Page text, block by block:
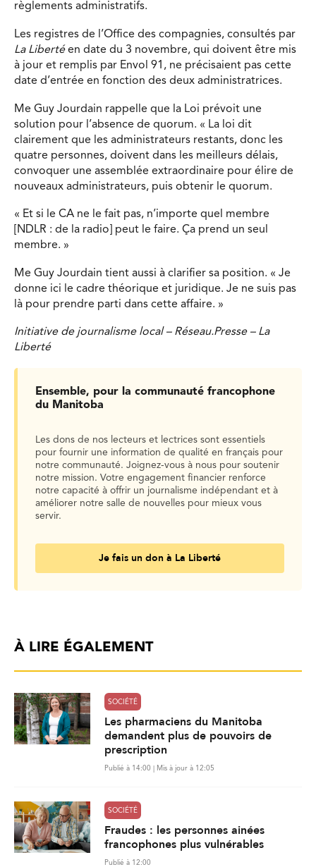
règlements administratifs.
Les registres de l’Office des compagnies, consultés par
La Libertéen date du 3 novembre, qui doivent être mis
à jour et remplis par Envol 91, ne précisaient pas cette
date d’entrée en fonction des deux administratrices.
Me Guy Jourdain rappelle que la Loi prévoit une
solution pour l’absence de quorum. « La loi dit
clairement que les administrateurs restants, donc les
quatre personnes, doivent dans les meilleurs délais,
convoquer une assemblée extraordinaire pour élire de
nouveaux administrateurs, puis obtenir le quorum.
« Et si le CA ne le fait pas, n’importe quel membre
[NDLR : de la radio] peut le faire. Ça prend un seul
membre. »
Me Guy Jourdain tient aussi à clarifier sa position. « Je
donne ici le cadre théorique et juridique. Je ne suis pas
là pour prendre parti dans cette affaire. »
Initiative de journalisme local – Réseau.Presse – La
Liberté
Ensemble, pour la communauté francophone
du Manitoba
Les dons de nos lecteurs et lectrices sont essentiels
pour fournir une information de qualité en français pour
notre communauté. Joignez-vous à nous pour soutenir
notre mission. Votre engagement financier renforce
notre capacité à offrir un journalisme indépendant et à
améliorer notre salle de nouvelles pour mieux vous
servir.
Je fais un don à La Liberté
À LIRE ÉGALEMENT
SOCIÉTÉ
Les pharmaciens du Manitoba
demandent plus de pouvoirs de
prescription
Publié à 14:00 | Mis à jour à 12:05
SOCIÉTÉ
Fraudes : les personnes ainées
francophones plus vulnérables
Publié à 12:00